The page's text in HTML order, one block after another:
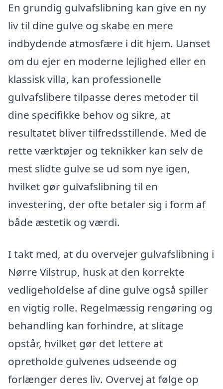
En grundig gulvafslibning kan give en ny
liv til dine gulve og skabe en mere
indbydende atmosfære i dit hjem. Uanset
om du ejer en moderne lejlighed eller en
klassisk villa, kan professionelle
gulvafslibere tilpasse deres metoder til
dine specifikke behov og sikre, at
resultatet bliver tilfredsstillende. Med de
rette værktøjer og teknikker kan selv de
mest slidte gulve se ud som nye igen,
hvilket gør gulvafslibning til en
investering, der ofte betaler sig i form af
både æstetik og værdi.
I takt med, at du overvejer gulvafslibning i
Nørre Vilstrup, husk at den korrekte
vedligeholdelse af dine gulve også spiller
en vigtig rolle. Regelmæssig rengøring og
behandling kan forhindre, at slitage
opstår, hvilket gør det lettere at
opretholde gulvenes udseende og
forlænger deres liv. Overvej at følge op